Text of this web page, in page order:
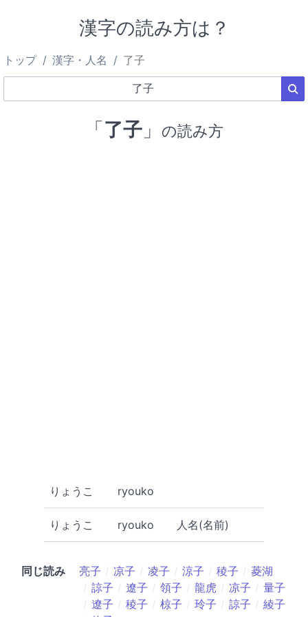
漢字の読み方は？
トップ 漢字・人名 了子
「了子 」 の読み方
りょうこ ryouko
りょうこ ryouko 人名(名前)
同じ読み 亮子 凉子 凌子 涼子 稜子
菱湖
諒子
遼子 領子 龍虎 凉子
量子
遼子
稜子 椋子 玲子 諒子
綾子